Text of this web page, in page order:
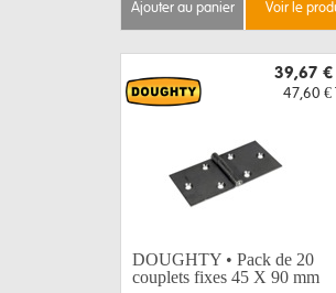
ajouter au panier voir le
39,67 €
47,60 €
DOUGHTY • Pack de 20
couplets fixes 45 X 90 mm